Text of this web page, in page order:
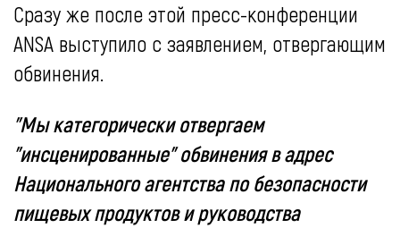
Сразу же после этой пресс-конференции
ANSA выступило с заявлением, отвергающим
обвинения.
"Мы категорически отвергаем
"инсценированные" обвинения в адрес
Национального агентства по безопасности
пищевых продуктов и руководства